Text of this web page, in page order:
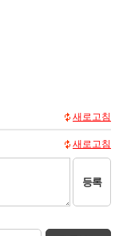
새로고침
새로고침
등록